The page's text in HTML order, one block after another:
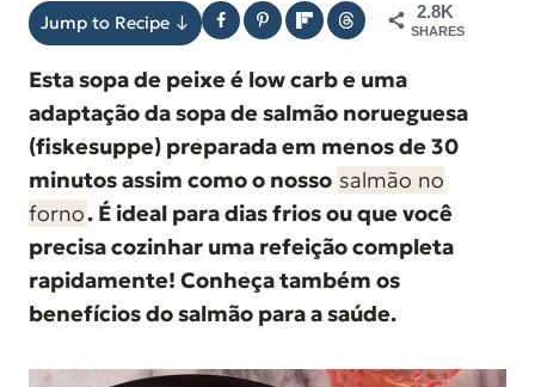
Jump to Recipe ↓
2.8K
SHARES
Esta sopa de peixe é low carb e uma
adaptação da sopa de salmão norueguesa
(fiskesuppe) preparada em menos de 30
minutos assim como o nosso salmão no
forno. É ideal para dias frios ou que você
precisa cozinhar uma refeição completa
rapidamente! Conheça também os
benefícios do salmão para a saúde.